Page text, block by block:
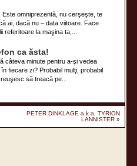
Este omniprezentă, nu cerşeşte, te
ai, dacă nu – data viitoare. Face
referitoare la maşina ta,...
ca ăsta!
câteva minute pentru a-şi vedea
fiecare zi? Probabil mulţi, probabil
să treacă pe...
PETER DINKLAGE a.k.a. TYRION
LANNISTER»